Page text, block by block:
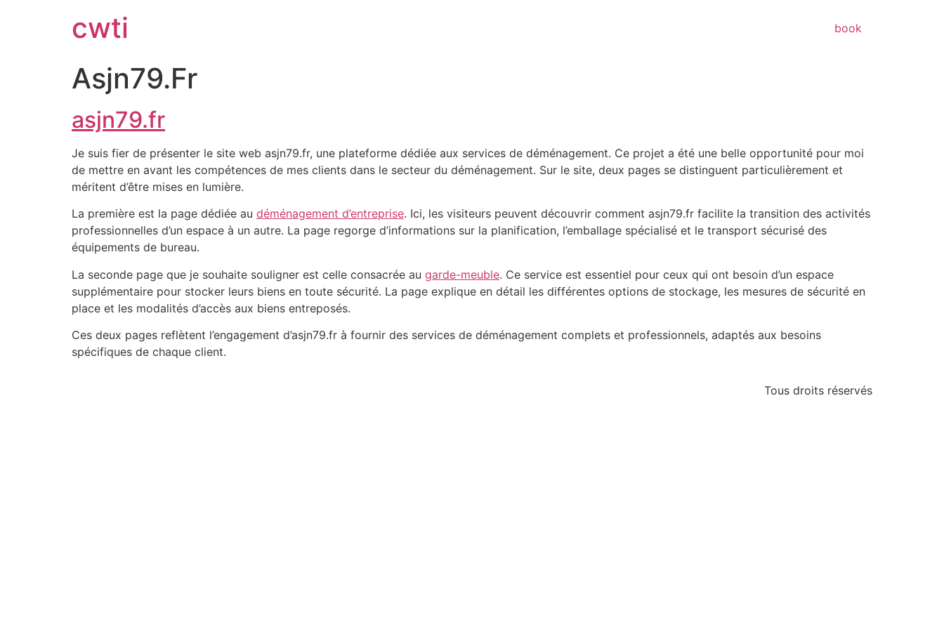
cwti book
Asjn79.Fr
asjn79.fr
Je suis fier de présenter le site web asjn79.fr, une plateforme dédiée aux services de déménagement. Ce projet a été une belle opportunité pour moi
de mettre en avant les compétences de mes clients dans le secteur du déménagement. Sur le site, deux pages se distinguent particulièrement et
méritent d’être mises en lumière.
La première est la page dédiée au déménagement d’entreprise. Ici, les visiteurs peuvent découvrir comment asjn79.fr facilite la transition des activités
professionnelles d’un espace à un autre. La page regorge d’informations sur la planification, l’emballage spécialisé et le transport sécurisé des
équipements de bureau.
La seconde page que je souhaite souligner est celle consacrée au garde-meuble. Ce service est essentiel pour ceux qui ont besoin d’un espace
supplémentaire pour stocker leurs biens en toute sécurité. La page explique en détail les différentes options de stockage, les mesures de sécurité en
place et les modalités d’accès aux biens entreposés.
Ces deux pages reflètent l’engagement d’asjn79.fr à fournir des services de déménagement complets et professionnels, adaptés aux besoins
spécifiques de chaque client.
Tous droits réservés